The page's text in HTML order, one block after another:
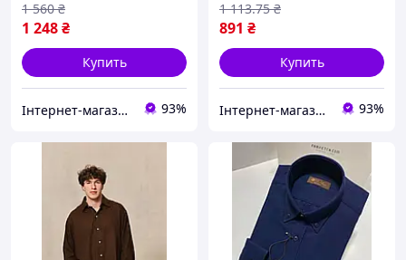
1 248₴
1 560 ₴
Купить
Інтернет-магазин Look 100 Clothes 93%
891 ₴
1 113.75 ₴
Купить
Інтернет-магазин Look 100 Clothes 93%